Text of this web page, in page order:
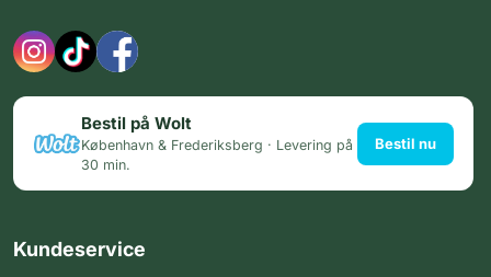
Bestil på Wolt
København & Frederiksberg · Levering på
30 min.
Bestil nu
Kundeservice